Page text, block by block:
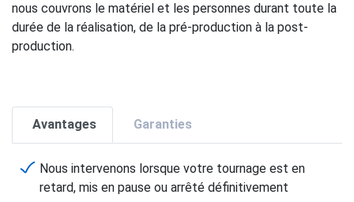
nous couvrons le matériel et les personnes durant toute la
durée de la réalisation, de la pré-production à la post-
production.
Avantages Garanties
Nous intervenons lorsque votre tournage est en
retard, mis en pause ou arrêté définitivement